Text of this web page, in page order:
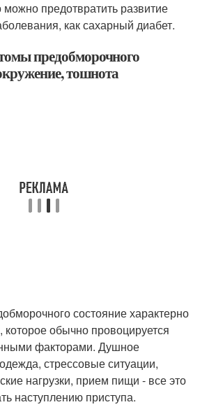
предотвратить развитие
как сахарный диабет.
предобморочного
тошнота
состояние характерно
которое обычно провоцируется
факторами. Душное
стрессовые ситуации,
нагрузки, прием пищи - все это
наступлению приступа.